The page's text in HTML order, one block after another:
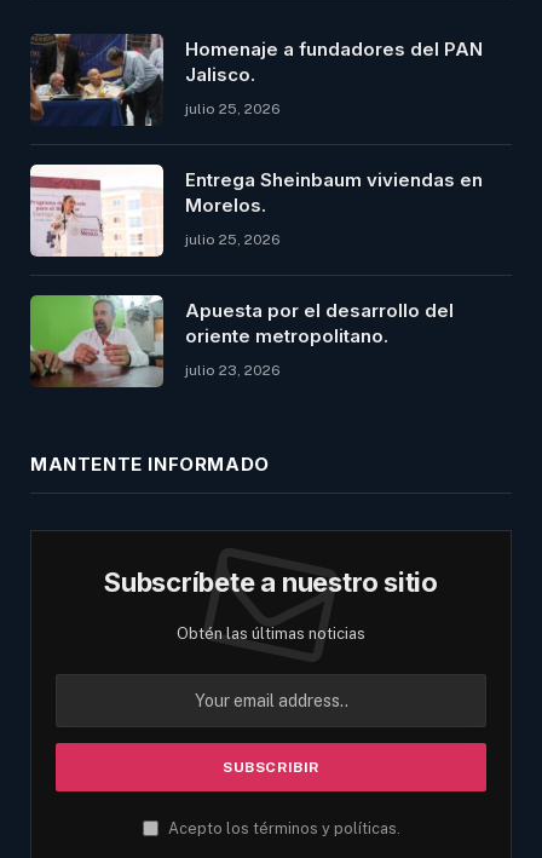
Homenaje a fundadores del PAN
Jalisco.
julio 25, 2026
Entrega Sheinbaum viviendas en
Morelos.
julio 25, 2026
Apuesta por el desarrollo del
oriente metropolitano.
julio 23, 2026
MANTENTE INFORMADO
Subscríbete a nuestro sitio
Obtén las últimas noticias
Acepto los términos y políticas.